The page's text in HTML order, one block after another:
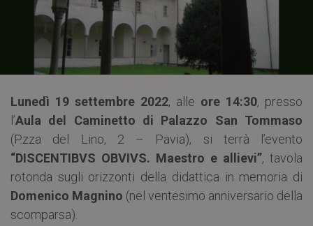
Lunedì 19 settembre 2022, alle ore 14:30, presso
l’Aula del Caminetto di Palazzo San Tommaso
(P.zza del Lino, 2 – Pavia), si terrà l’evento
“DISCENTIBVS OBVIVS. Maestro e allievi”, tavola
rotonda sugli orizzonti della didattica in memoria di
Domenico Magnino (nel ventesimo anniversario della
scomparsa).